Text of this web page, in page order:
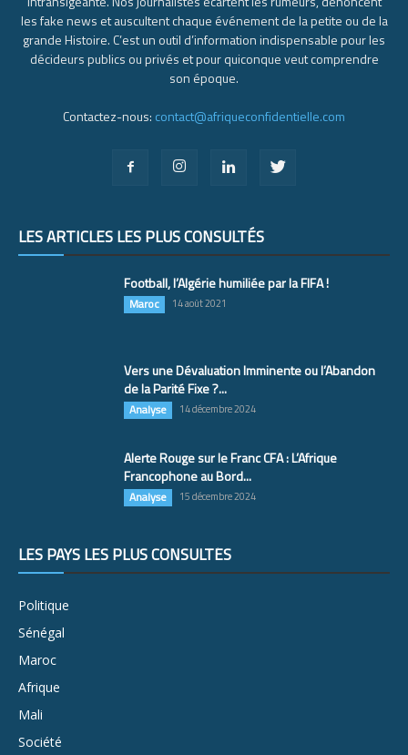
les fake news et auscultent chaque événement de la petite ou de la
grande Histoire. C’est un outil d’information indispensable pour les
décideurs publics ou privés et pour quiconque veut comprendre
son époque.
Contactez-nous: contact@afriqueconfidentielle.com
LES ARTICLES LES PLUS CONSULTÉS
Football, l’Algérie humiliée par la FIFA !
Maroc 14 août 2021
Vers une Dévaluation Imminente ou l’Abandon
de la Parité Fixe ?...
Analyse 14 décembre 2024
Alerte Rouge sur le Franc CFA : L’Afrique
Francophone au Bord...
Analyse 15 décembre 2024
LES PAYS LES PLUS CONSULTÉS
Politique
Sénégal
Maroc
Afrique
Mali
Société